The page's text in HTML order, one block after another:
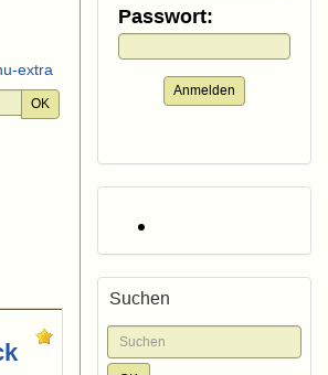
OK
Passwort:
Anmelden
Suchen